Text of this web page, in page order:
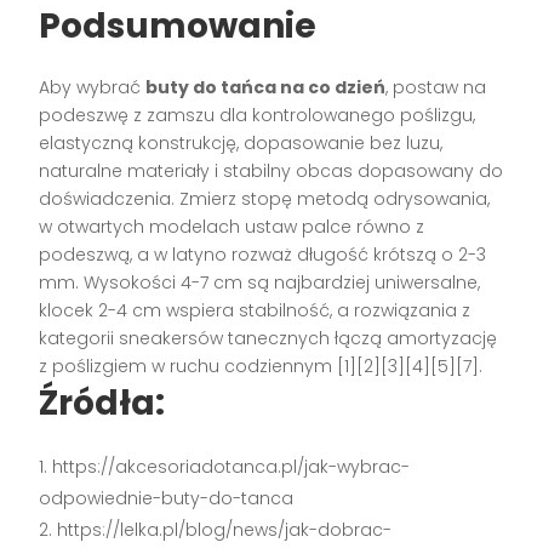
Podsumowanie
Aby wybrać buty do tańca na co dzień, postaw na
podeszwę z zamszu dla kontrolowanego poślizgu,
elastyczną konstrukcję, dopasowanie bez luzu,
naturalne materiały i stabilny obcas dopasowany do
doświadczenia. Zmierz stopę metodą odrysowania,
w otwartych modelach ustaw palce równo z
podeszwą, a w latyno rozważ długość krótszą o 2-3
mm. Wysokości 4-7 cm są najbardziej uniwersalne,
klocek 2-4 cm wspiera stabilność, a rozwiązania z
kategorii sneakersów tanecznych łączą amortyzację
z poślizgiem w ruchu codziennym [1][2][3][4][5][7].
Źródła:
https://akcesoriadotanca.pl/jak-wybrac-
odpowiednie-buty-do-tanca
https://lelka.pl/blog/news/jak-dobrac-